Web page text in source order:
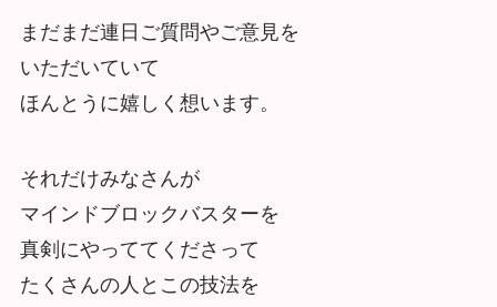
まだまだ連日ご質問やご意見を
いただいていて
ほんとうに嬉しく想います。
それだけみなさんが
マインドブロックバスターを
真剣にやっててくださって
たくさんの人とこの技法を